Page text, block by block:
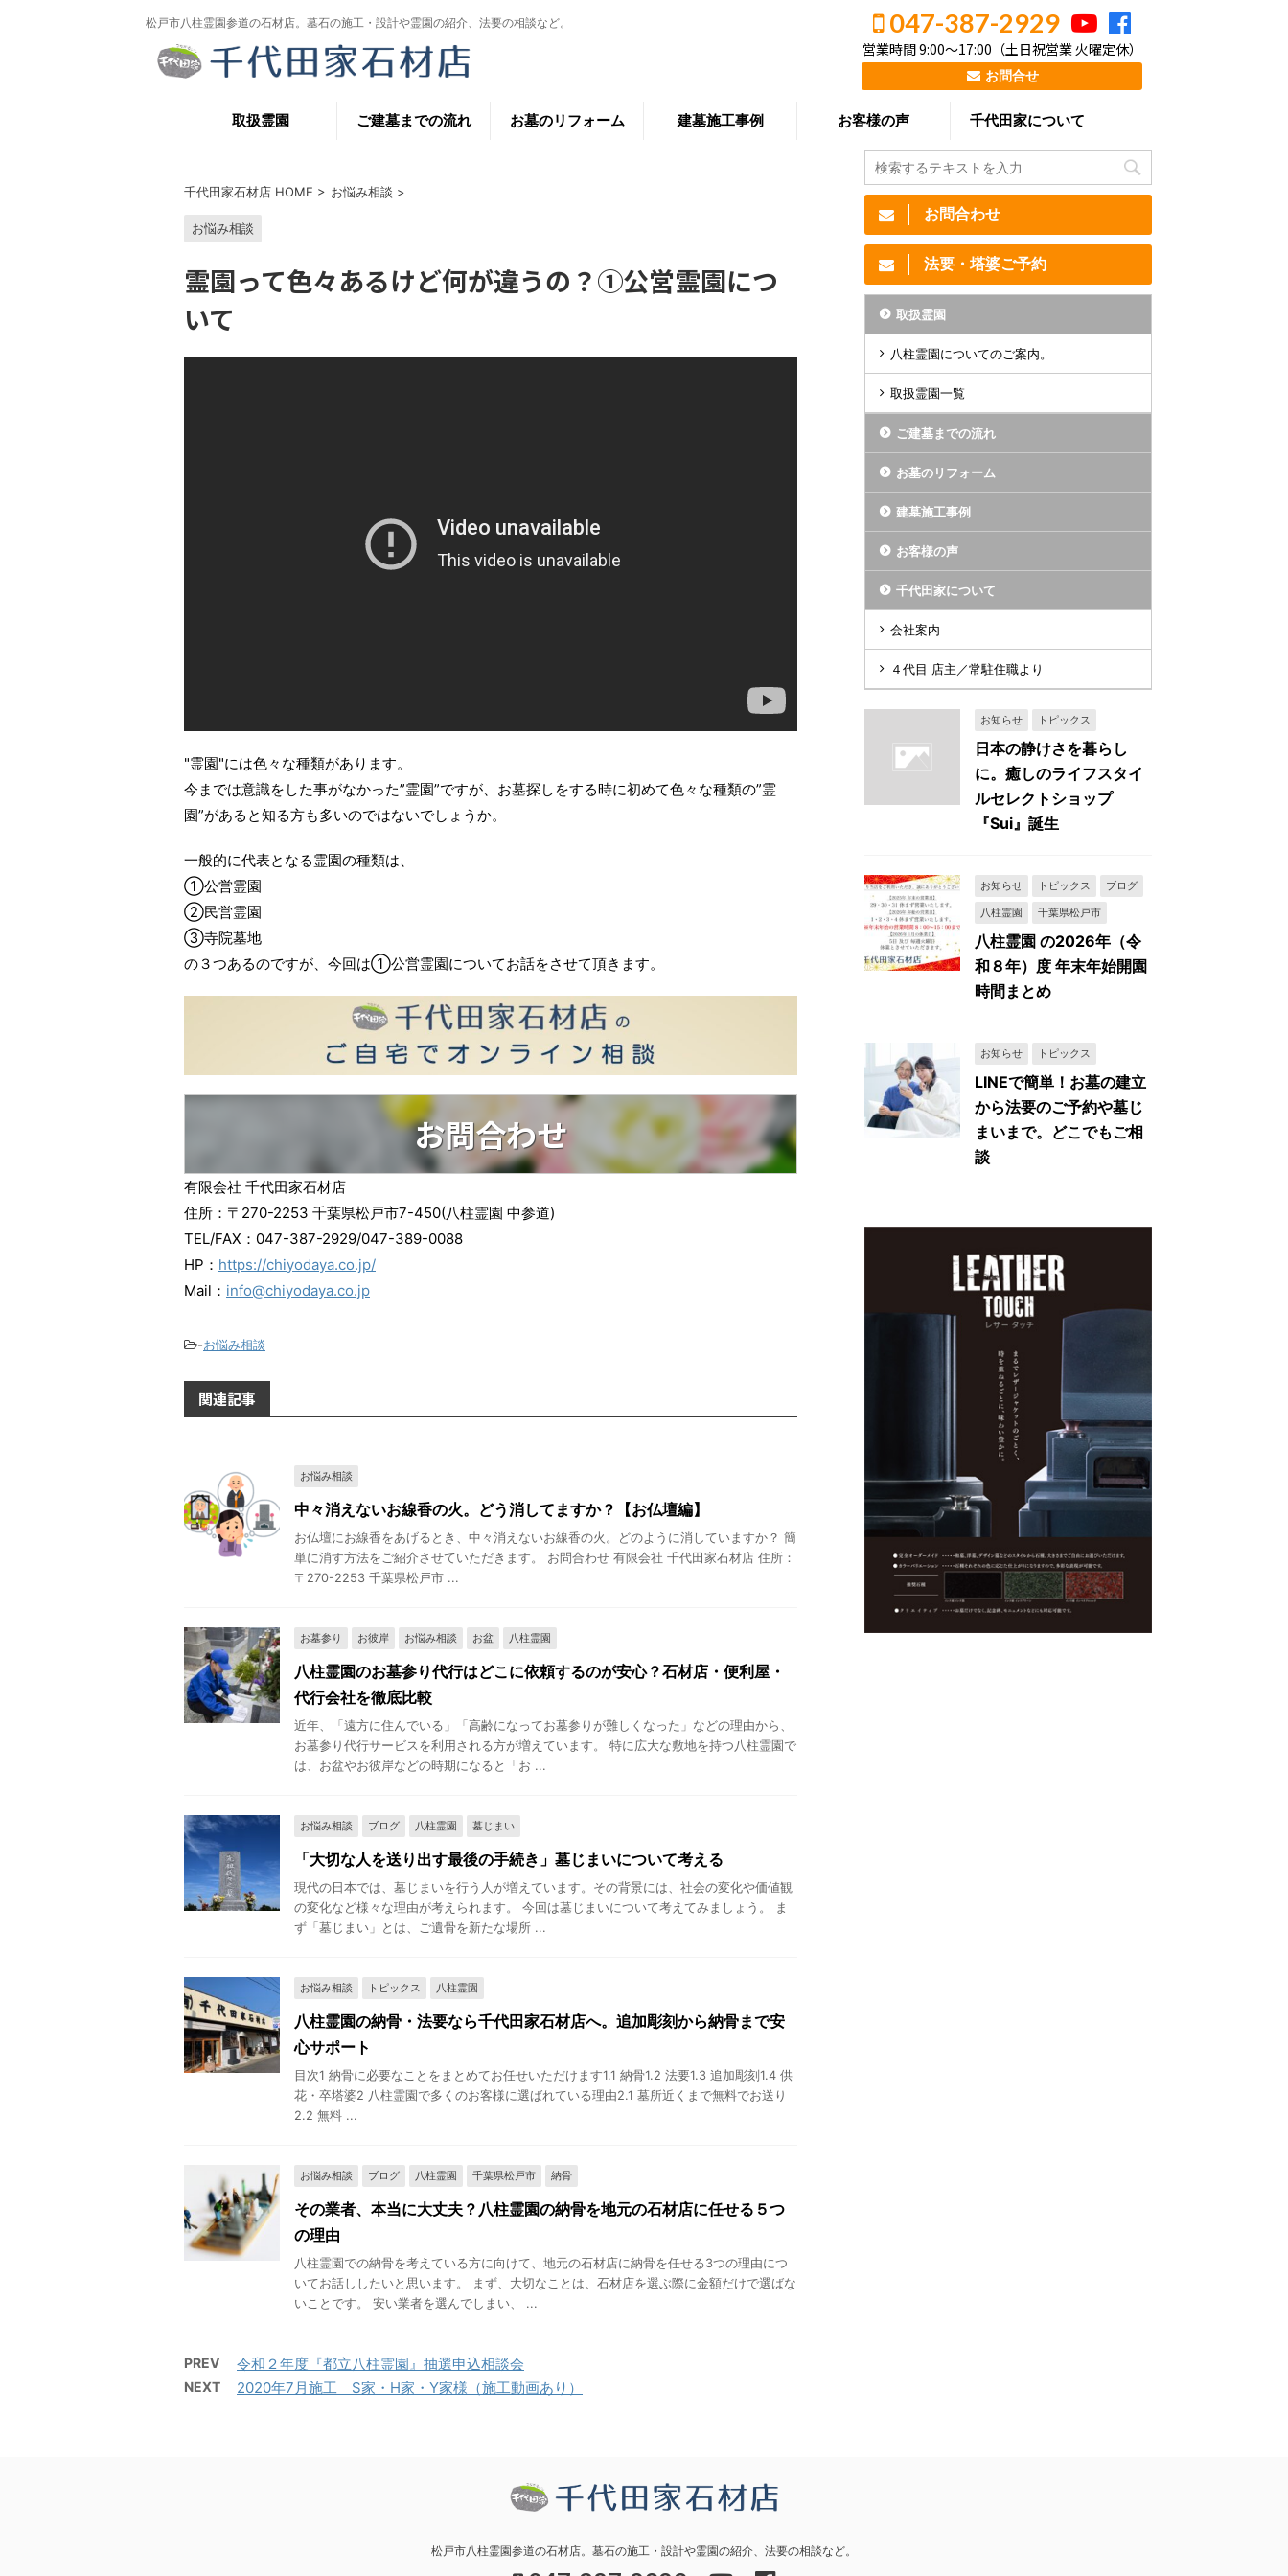
松戸市八柱霊園参道の石材店。墓石の施工・設計や霊園の紹介、法要の相談など。 047-387-2929
営業時間 9:00～17:00（土日祝営業 火曜定休）
お問合せ
取扱霊園 ご建墓までの流れ お墓のリフォーム 建墓施工事例 お客様の声 千代田家について
千代田家石材店 HOME > お悩み相談 >
お悩み相談
霊園って色々あるけど何が違うの？①公営霊園につ
いて
"霊園"には色々な種類があります。
今までは意識をした事がなかった”霊園”ですが、お墓探しをする時に初めて色々な種類の”霊
園”があると知る方も多いのではないでしょうか。
一般的に代表となる霊園の種類は、
①公営霊園
②民営霊園
③寺院墓地
の３つあるのですが、今回は①公営霊園についてお話をさせて頂きます。
お問合わせ
有限会社 千代田家石材店
住所：〒270-2253 千葉県松戸市7-450(八柱霊園 中参道)
TEL/FAX：047-387-2929/047-389-0088
HP： https://chiyodaya.co.jp/
Mail： info@chiyodaya.co.jp
-お悩み相談
関連記事
お悩み相談
中々消えないお線香の火。どう消してますか？【お仏壇編】
お仏壇にお線香をあげるとき、中々消えないお線香の火。どのように消していますか？ 簡
単に消す方法をご紹介させていただきます。 お問合わせ 有限会社 千代田家石材店 住所：
〒270-2253 千葉県松戸市 ...
お墓参り お彼岸 お悩み相談 お盆 八柱霊園
八柱霊園のお墓参り代行はどこに依頼するのが安心？石材店・便利屋・
代行会社を徹底比較
近年、「遠方に住んでいる」「高齢になってお墓参りが難しくなった」などの理由から、
お墓参り代行サービスを利用される方が増えています。 特に広大な敷地を持つ八柱霊園で
は、お盆やお彼岸などの時期になると「お ...
お悩み相談 ブログ 八柱霊園 墓じまい
「大切な人を送り出す最後の手続き」墓じまいについて考える
現代の日本では、墓じまいを行う人が増えています。その背景には、社会の変化や価値観
の変化など様々な理由が考えられます。 今回は墓じまいについて考えてみましょう。 ま
ず「墓じまい」とは、ご遺骨を新たな場所 ...
お悩み相談 トピックス 八柱霊園
八柱霊園の納骨・法要なら千代田家石材店へ。追加彫刻から納骨まで安
心サポート
目次1 納骨に必要なことをまとめてお任せいただけます1.1 納骨1.2 法要1.3 追加彫刻1.4 供
花・卒塔婆2 八柱霊園で多くのお客様に選ばれている理由2.1 墓所近くまで無料でお送り
2.2 無料 ...
お悩み相談 ブログ 八柱霊園 千葉県松戸市 納骨
その業者、本当に大丈夫？八柱霊園の納骨を地元の石材店に任せる５つ
の理由
八柱霊園での納骨を考えている方に向けて、地元の石材店に納骨を任せる3つの理由につ
いてお話ししたいと思います。 まず、大切なことは、石材店を選ぶ際に金額だけで選ばな
いことです。 安い業者を選んでしまい、 ...
PREV 令和２年度『都立八柱霊園』抽選申込相談会
NEXT 2020年7月施工 S家・H家・Y家様（施工動画あり）
お問合わせ
法要・塔婆ご予約
取扱霊園
八柱霊園についてのご案内。
取扱霊園一覧
ご建墓までの流れ
お墓のリフォーム
建墓施工事例
お客様の声
千代田家について
会社案内
４代目 店主／常駐住職より
お知らせ トピックス
日本の静けさを暮らし
に。癒しのライフスタイ
ルセレクトショップ
『Sui』誕生
お知らせ トピックス
ブログ
八柱霊園
千葉県松戸市
八柱霊園 の2026年（令
和８年）度 年末年始開園
時間まとめ
お知らせ トピックス
LINEで簡単！お墓の建立
から法要のご予約や墓じ
まいまで。どこでもご相
談
松戸市八柱霊園参道の石材店。墓石の施工・設計や霊園の紹介、法要の相談など。